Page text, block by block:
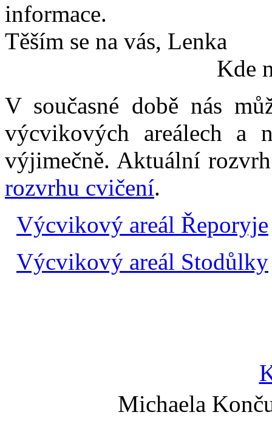
informace.
Těším se na vás, Lenka
Kde
V současné době nás
výcvikových areálech a
výjimečně. Aktuální
rozvrhu cvičení.
Výcvikový areál Řeporyje
Výcvikový areál Stodůlky
Michaela